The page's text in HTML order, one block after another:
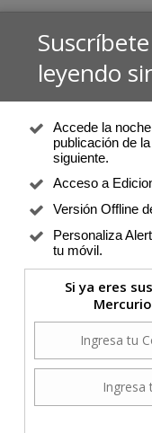
leyendo
Accede la
publicación de
siguiente.
Acceso a
Versión Offline
Personaliza
tu móvil.
Si ya eres